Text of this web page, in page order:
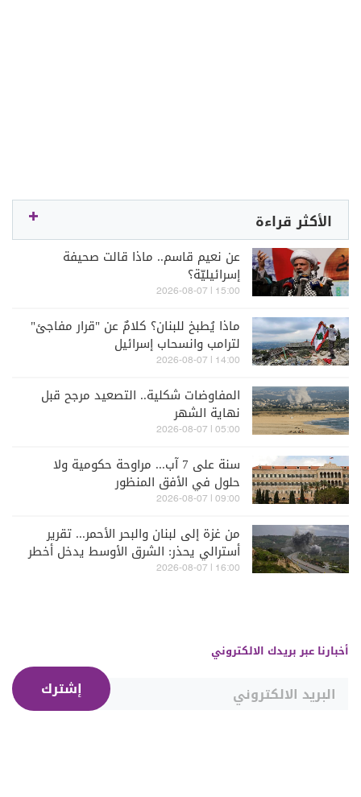
الأكثر قراءة
عن نعيم قاسم.. ماذا قالت صحيفة
إسرائيليّة؟
15:00 | 2026-08-07
ماذا يُطبخ للبنان؟ كلامٌ عن "قرار مفاجئ"
لترامب وانسحاب إسرائيل
14:00 | 2026-08-07
المفاوضات شكلية.. التصعيد مرجح قبل
نهاية الشهر
05:00 | 2026-08-07
سنة على 7 آب... مراوحة حكومية ولا
حلول في الأفق المنظور
09:00 | 2026-08-07
من غزة إلى لبنان والبحر الأحمر... تقرير
أسترالي يحذر: الشرق الأوسط يدخل أخطر
مراحله
16:00 | 2026-08-07
أخبارنا عبر بريدك الالكتروني
إشترك